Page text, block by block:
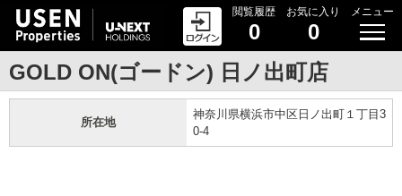
閲覧履歴
0
お気に入り
0
メニュー
GOLD ON(ゴードン) 日ノ出町店
所在地
神奈川県横浜市中区日ノ出町１丁目3
0-4